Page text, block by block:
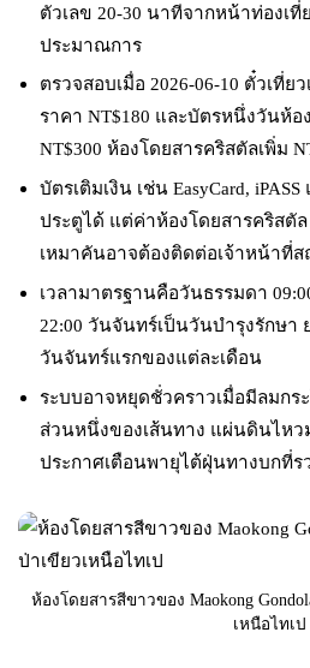
ตัวเลข 20-30 นาทีจากหน้าท่องเที่
ประมาณการ
ตรวจสอบเมื่อ 2026-06-10 ตั๋วเที่ย
ราคา NT$180 และบัตรหนึ่งวันห้อ
NT$300 ห้องโดยสารคริสตัลเพิ่ม
บัตรเติมเงิน เช่น EasyCard,
ประตูได้ แต่ค่าห้องโดยสารคริสตั
เหมาคันอาจต้องติดต่อเจ้าหน้าที่ส
เวลามาตรฐานคือวันธรรมดา
22:00 วันจันทร์เป็นวันบำรุงรักษา
วันจันทร์แรกของแต่ละเดือน
ระบบอาจหยุดชั่วคราวเมื่อมีลมกร
ส่วนหนึ่งของเส้นทาง แผ่นดินไหว
ประกาศเตือนพายุไต้ฝุ่นทางบกที่ร
ห้องโดยสารสีขาวของ Maokong
เหนือไทเป